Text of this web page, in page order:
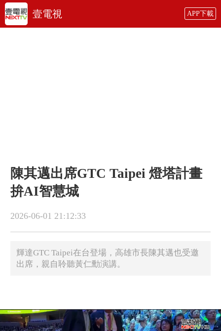
壹電視 APP下載
陳其邁出席GTC Taipei 燈塔計畫
拚AI智慧城
2026-06-01 21:12:33
輝達GTC Taipei在台登場，高雄市長陳其邁也受邀
出席，親自聆聽黃仁勳演講。